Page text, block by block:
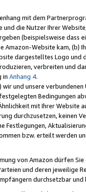
mit dem
die Nutzer Ihrer
(beispielsweise
Website kam, (b)
dargestelltes Logo
verbreiten und
in Anhang 4.
wir und unsere
Bedingungen
mit Ihrer Website
durchzusetzen, keinen
bzw. erteilt werden
von Amazon dürfen
und deren
durchsetzbar und